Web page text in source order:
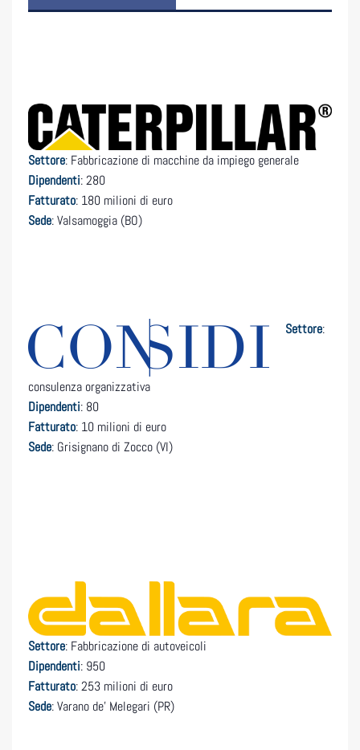
Settore: Fabbricazione di macchine da impiego generale
Dipendenti: 280
Fatturato: 180 milioni di euro
Sede: Valsamoggia (BO)
Settore:
consulenza organizzativa
Dipendenti: 80
Fatturato: 10 milioni di euro
Sede: Grisignano di Zocco (VI)
Settore: Fabbricazione di autoveicoli
Dipendenti: 950
Fatturato: 253 milioni di euro
Sede: Varano de’ Melegari (PR)